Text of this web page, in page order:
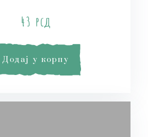
43 рсд
Додај у корпу